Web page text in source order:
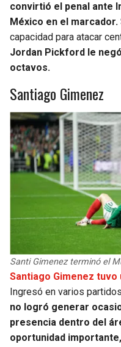
convirtió el penal ante
México en el marcador.
capacidad para atacar
Jordan Pickford le
octavos.
Santiago Gimenez
Santi Gimenez terminó el
Santiago Gimenez tuvo
Ingresó en varios
no logró generar
presencia dentro del
oportunidad importante,